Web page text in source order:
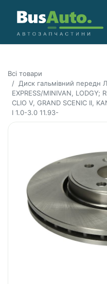
Всі товари
Диск гальмівний передн
EXPRESS/MINIVAN, LODGY;
CLIO V, GRAND SCENIC II,
I 1.0-3.0 11.93-